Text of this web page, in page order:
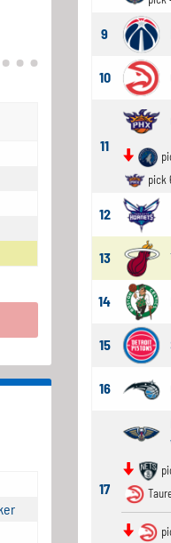
9
10
11
pick
12
13
14
15
16
17